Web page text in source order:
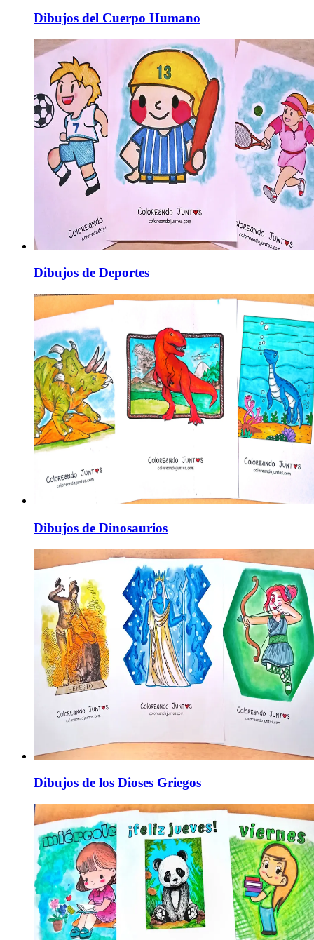
Dibujos del Cuerpo Humano
Dibujos de Deportes
Dibujos de Dinosaurios
Dibujos de los Dioses Griegos